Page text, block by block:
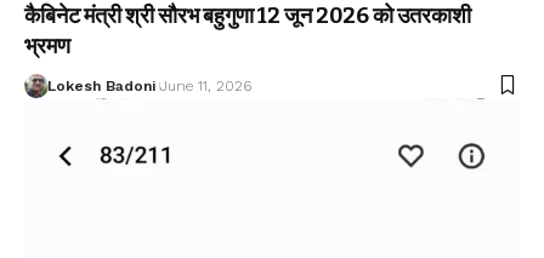
कैबिनेट मंत्री श्री सौरभ बहुगुणा 12 जून 2026 को उतरकाशी
भ्रमण
Lokesh Badoni June 11, 2026